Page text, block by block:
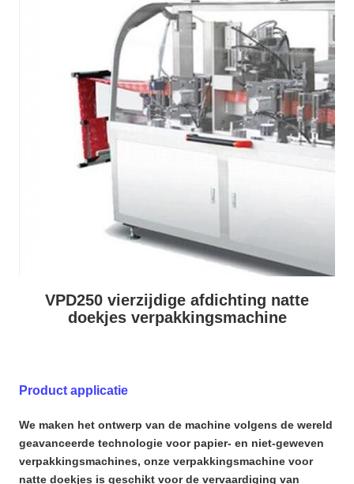
VPD250 vierzijdige afdichting natte
doekjes verpakkingsmachine
Product applicatie
We maken het ontwerp van de machine volgens de wereld
geavanceerde technologie voor papier- en niet-geweven
verpakkingsmachines, onze verpakkingsmachine voor
natte doekjes is geschikt voor de vervaardiging van